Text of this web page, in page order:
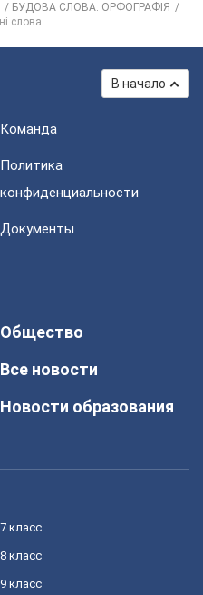
БУДОВА СЛОВА. ОРФОГРАФІЯ
слова
В начало
Команда
Политика
конфиденциальности
Документы
Общество
Все новости
Новости образования
7 класс
8 класс
9 класс